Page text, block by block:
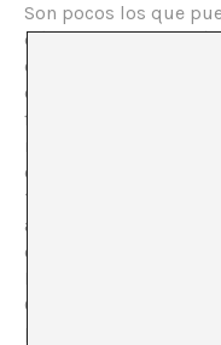
Son pocos los que
dólares a los
consideremos
envidia, a pesar de
felicidad y, sobre
relativo. Esto último
ejemplificado en el
1986, vive entre Lima
actualmente en el
entrega del ciclo
Iván Mejía, quien
Comissariat 2013 y
proyectos de Juan